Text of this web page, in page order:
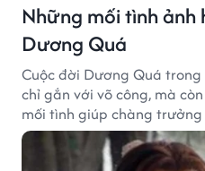
Những mối tình ảnh
Dương Quá
Cuộc đời Dương Quá
chỉ gắn với võ công, mà
mối tình giúp chàng